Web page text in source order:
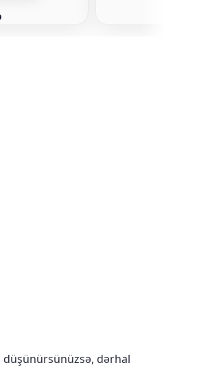
düşünürsünüzsə, dərhal